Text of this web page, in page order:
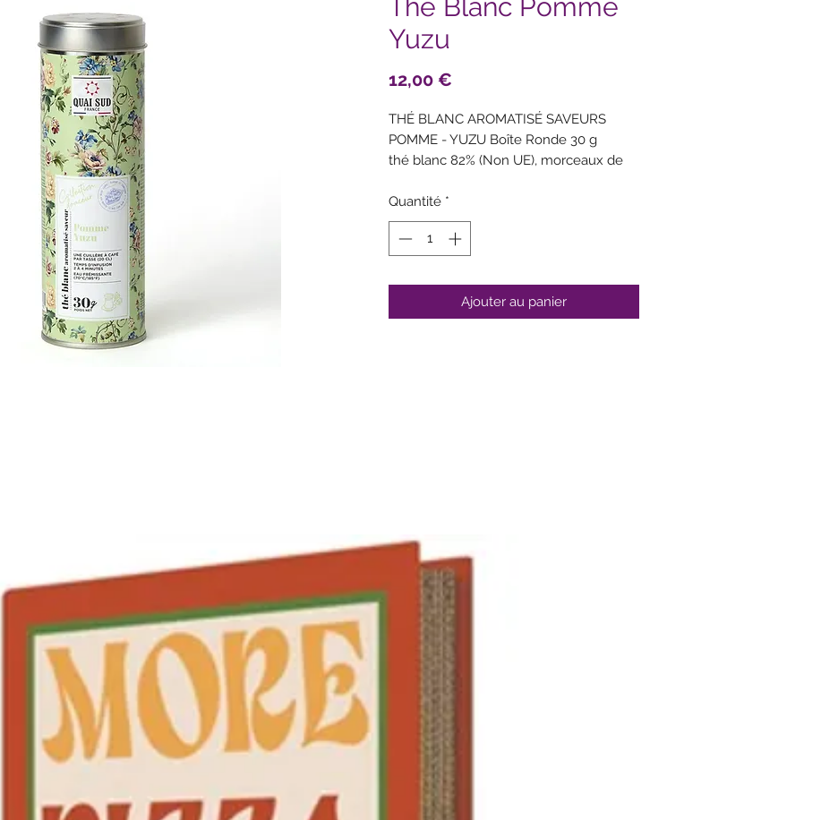
Thé Blanc Pomme
Yuzu
12,00 €
THÉ BLANC AROMATISÉ SAVEURS
POMME - YUZU Boîte Ronde 30 g
thé blanc 82% (Non UE), morceaux de
arôme naturel de pomme 3%.
Traces possibles de fruits à coque, lait,
sésame, moutarde.
Quantité *
Ajouter au panier